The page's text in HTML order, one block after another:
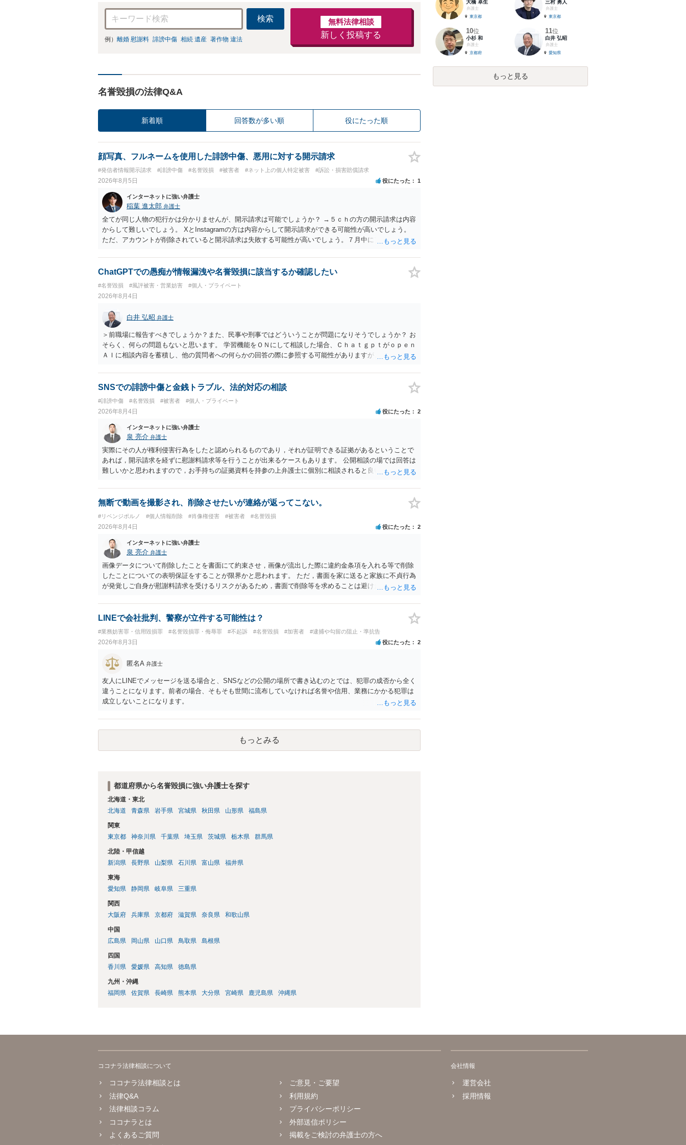
検索
例） 離婚 慰謝料 誹謗中傷 相続 遺産 著作物 違法
無料法律相談
新しく投稿する
名誉毀損の法律Q&A
新着順 回答数が多い順 役にたった順
顔写真、フルネームを使用した誹謗中傷、悪用に対する開示請求
#発信者情報開示請求 #誹謗中傷 #名誉毀損 #被害者 #ネット上の個人特定被害 #訴訟・損害賠償請求
2026年8月5日 役にたった 1
インターネットに強い弁護士
稲葉 進太郎 弁護士
全てが同じ人物の犯行かは分かりませんが、開示請求は可能でしょうか？ →５ｃｈの方の開示請求は内容
からして難しいでしょう。 XとInstagramの方は内容からして開示請求ができる可能性が高いでしょう。
ただ、アカウントが削除されていると開示請求は失敗する可能性が高いでしょう。７月中にアカウントが
相手に全ての弁護士費用を負担させることは可能でしょうか？ →訴訟外の交渉で相手方が認めれば負担さ
せることができるでしょう。訴訟で判決となった場合は、実際の弁護士費用が認められる場合と認められ
ChatGPTでの愚痴が情報漏洩や名誉毀損に該当するか確認したい
#名誉毀損 #風評被害・営業妨害 #個人・プライベート
2026年8月4日
白井 弘昭 弁護士
＞前職場に報告すべきでしょうか？また、民事や刑事ではどういうことが問題になりそうでしょうか？ お
そらく、何らの問題もないと思います。 学習機能をＯＮにして相談した場合、Ｃｈａｔｇｐｔがｏｐｅｎ
ＡＩに相談内容を蓄積し、他の質問者への何らかの回答の際に参照する可能性がありますが、個人名や会
ので、その情報自体が、秘密情報に当たるとは思えませんし、名誉棄損として、個人や会社に対する誹謗
中傷の不特定多数への公開に当たるとも思われません。 もちろん、誰がその内容をｃｈａｔｇｐｔに入力
して書き込んだとしても）、相談者さんが刑事民事の責任に問われることはないでしょう。 私見ながらご
参考まで。
SNSでの誹謗中傷と金銭トラブル、法的対応の相談
#誹謗中傷 #名誉毀損 #被害者 #個人・プライベート
2026年8月4日 役にたった 2
インターネットに強い弁護士
泉 亮介 弁護士
実際にその人が権利侵害行為をしたと認められるものであり，それが証明できる証拠があるということで
あれば，開示請求を経ずに慰謝料請求等を行うことが出来るケースもあります。 公開相談の場では回答は
難しいかと思われますので，お手持ちの証拠資料を持参の上弁護士に個別に相談されると良いでしょう。
無断で動画を撮影され、削除させたいが連絡が返ってこない。
#リベンジポルノ #個人情報削除 #肖像権侵害 #被害者 #名誉毀損
2026年8月4日 役にたった 2
インターネットに強い弁護士
泉 亮介 弁護士
画像データについて削除したことを書面にて約束させ，画像が流出した際に違約金条項を入れる等で削除
したことについての表明保証をすることが限界かと思われます。 ただ，書面を家に送ると家族に不貞行為
が発覚しご自身が慰謝料請求を受けるリスクがあるため，書面で削除等を求めることは避けたほうが良い
LINEで会社批判、警察が立件する可能性は？
#業務妨害罪・信用毀損罪 #名誉毀損罪・侮辱罪 #不起訴 #名誉毀損 #加害者 #逮捕や勾留の阻止・準抗告
2026年8月3日 役にたった 2
匿名A 弁護士
友人にLINEでメッセージを送る場合と、SNSなどの公開の場所で書き込むのとでは、犯罪の成否から全く
違うことになります。前者の場合、そもそも世間に流布していなければ名誉や信用、業務にかかる犯罪は
成立しないことになります。
もっとみる
都道府県から名誉毀損に強い弁護士を探す
北海道・東北
北海道
青森県 岩手県 宮城県 秋田県 山形県 福島県
関東
東京都
神奈川県 千葉県 埼玉県 茨城県 栃木県 群馬県
北陸・甲信越
新潟県
長野県 山梨県 石川県 富山県 福井県
東海
愛知県
静岡県 岐阜県 三重県
関西
大阪府
兵庫県 京都府 滋賀県 奈良県 和歌山県
中国
広島県
岡山県 山口県 鳥取県 島根県
四国
香川県
愛媛県 高知県 徳島県
九州・沖縄
福岡県
佐賀県 長崎県 熊本県 大分県 宮崎県 鹿児島県 沖縄県
大橋 卓生
弁護士
東京都
三村 勇人
弁護士
東京都
10位
小杉 和
弁護士
京都府
11位
白井 弘昭
弁護士
愛知県
もっと見る
ココナラ法律相談について
ココナラ法律相談とは
法律Q&A
法律相談コラム
ココナラとは
よくあるご質問
ご意見・ご要望
利用規約
プライバシーポリシー
外部送信ポリシー
掲載をご検討の弁護士の方へ
会社情報
運営会社
採用情報